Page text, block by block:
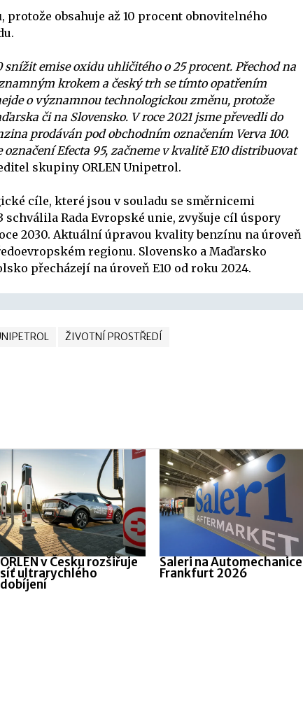
obsahuje až 10 procent obnovitelného
emise oxidu uhličitého o 25 procent. Přechod na
krokem a český trh se tímto opatřením
o významnou technologickou změnu, protože
či na Slovensko. V roce 2021 jsme převedli do
prodáván pod obchodním označením Verva 100.
Efecta 95, začneme v kvalitě E10 distribuovat
skupiny ORLEN Unipetrol.
cíle, které jsou v souladu se směrnicemi
schválila Rada Evropské unie, zvyšuje cíl úspory
2030. Aktuální úpravou kvality benzínu na úroveň
regionu. Slovensko a Maďarsko
přecházejí na úroveň E10 od roku 2024.
ŽIVOTNÍ PROSTŘEDÍ
ORLEN v Česku rozšiřuje
síť ultrarychlého
dobíjení
Saleri na Automechanice
Frankfurt 2026